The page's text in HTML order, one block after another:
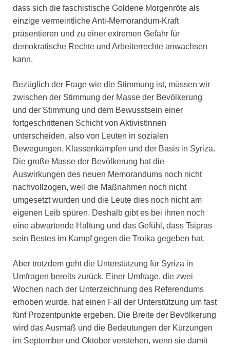
dass sich die faschistische Goldene Morgenröte als
einzige vermeintliche Anti-Memorandum-Kraft
präsentieren und zu einer extremen Gefahr für
demokratische Rechte und Arbeiterrechte anwachsen
kann.
Bezüglich der Frage wie die Stimmung ist, müssen wir
zwischen der Stimmung der Masse der Bevölkerung
und der Stimmung und dem Bewusstsein einer
fortgeschrittenen Schicht von AktivistInnen
unterscheiden, also von Leuten in sozialen
Bewegungen, Klassenkämpfen und der Basis in Syriza.
Die große Masse der Bevölkerung hat die
Auswirkungen des neuen Memorandums noch nicht
nachvollzogen, weil die Maßnahmen noch nicht
umgesetzt wurden und die Leute dies noch nicht am
eigenen Leib spüren. Deshalb gibt es bei ihnen noch
eine abwartende Haltung und das Gefühl, dass Tsipras
sein Bestes im Kampf gegen die Troika gegeben hat.
Aber trotzdem geht die Unterstützung für Syriza in
Umfragen bereits zurück. Einer Umfrage, die zwei
Wochen nach der Unterzeichnung des Referendums
erhoben wurde, hat einen Fall der Unterstützung um fast
fünf Prozentpunkte ergeben. Die Breite der Bevölkerung
wird das Ausmaß und die Bedeutungen der Kürzungen
im September und Oktober verstehen, wenn sie damit